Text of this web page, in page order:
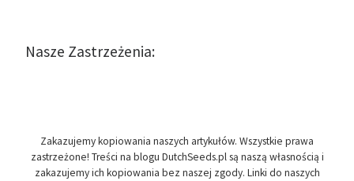
Nasze Zastrzeżenia:
Zakazujemy kopiowania naszych artykułów. Wszystkie prawa
zastrzeżone! Treści na blogu DutchSeeds.pl są naszą własnością i
zakazujemy ich kopiowania bez naszej zgody. Linki do naszych